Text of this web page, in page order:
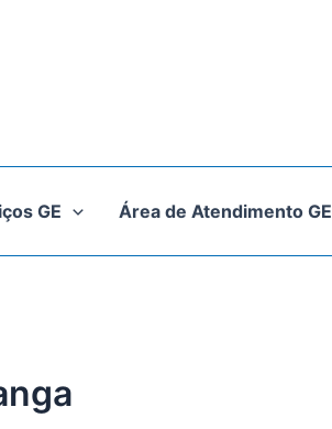
GE Área de Atendimento GE